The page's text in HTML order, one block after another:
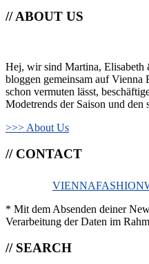
// ABOUT US
Hej, wir sind Martina, Elisabeth
bloggen gemeinsam auf Vienna
schon vermuten lässt,
Modetrends der Saison und
>>> About Us
// CONTACT
* Mit dem Absenden deiner
Verarbeitung der Daten im
// SEARCH